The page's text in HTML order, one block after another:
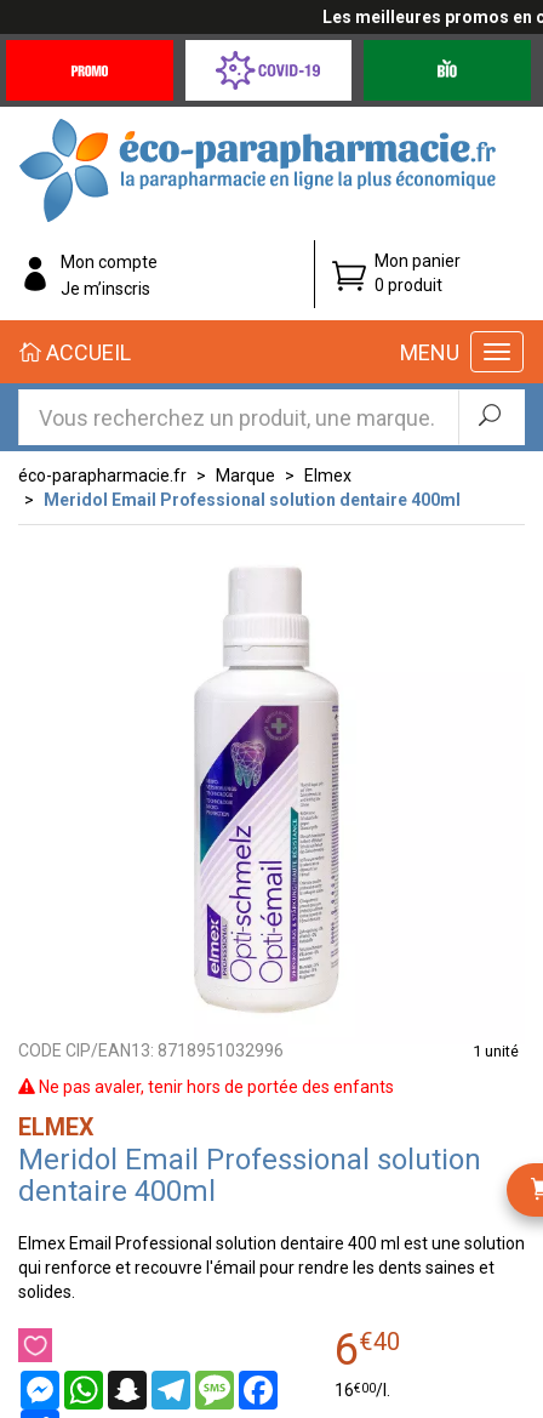
Les meilleures promos en
Offres
Coronavirus
éco-
parapharmacie.fr
éco-
parapharmacie.fr
Mon compte
Je m’inscris
Mon panier
0 produit
MENU
ACCUEIL
éco-parapharmacie.fr Marque
Elmex
Meridol Email Professional solution dentaire 400ml
CODE CIP/EAN13: 8718951032996 1 unité
Ne pas avaler, tenir hors de portée des enfants
ELMEX
Meridol Email Professional solution
dentaire 400ml
Elmex Email Professional solution dentaire 400 ml est une solution
qui renforce et recouvre l'émail pour rendre les dents saines et
solides.
MessengerWhatsAppSnapchatTelegramMessageFacebook
6€40
16€00/